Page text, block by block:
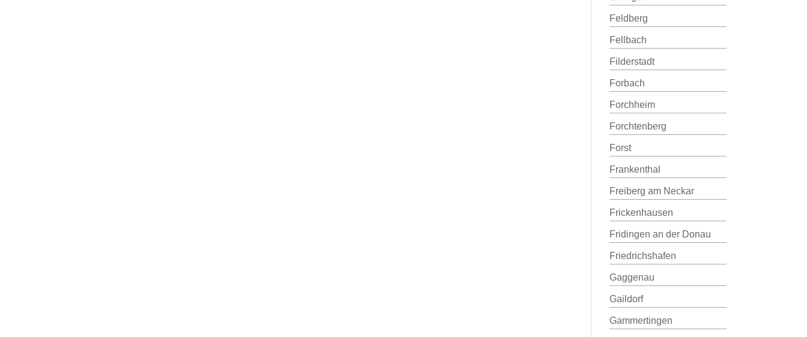
Feldberg
Fellbach
Filderstadt
Forbach
Forchheim
Forchtenberg
Forst
Frankenthal
Freiberg am Neckar
Frickenhausen
Fridingen an der Donau
Friedrichshafen
Gaggenau
Gaildorf
Gammertingen